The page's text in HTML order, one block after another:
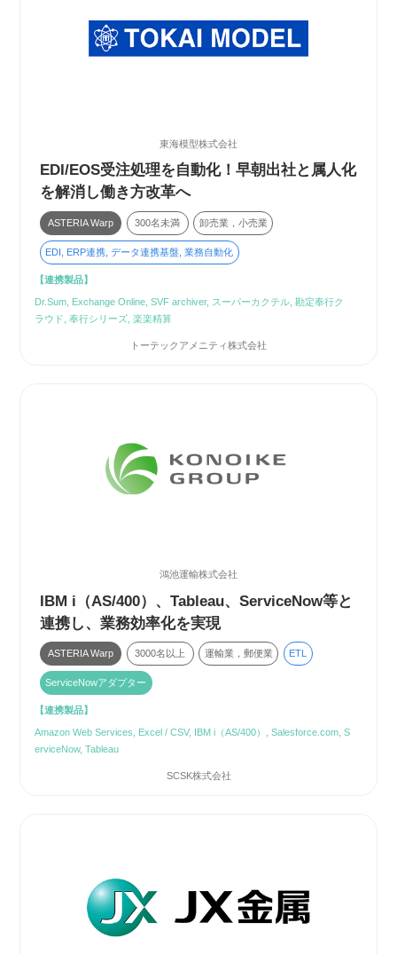
東海模型株式会社
EDI/EOS受注処理を自動化！早朝出社と属人化
を解消し働き方改革へ
ASTERIA Warp 300名未満 卸売業，小売業
EDI, ERP連携, データ連携基盤, 業務自動化
【連携製品】
Dr.Sum, Exchange Online, SVF archiver, スーパーカクテル, 勘定奉行ク
ラウド, 奉行シリーズ, 楽楽精算
トーテックアメニティ株式会社
鴻池運輸株式会社
IBM i（AS/400）、Tableau、ServiceNow等と
連携し、業務効率化を実現
ASTERIA Warp 3000名以上 運輸業，郵便業 ETL
ServiceNowアダプター
【連携製品】
Amazon Web Services, Excel / CSV, IBM i（AS/400）, Salesforce.com, S
erviceNow, Tableau
SCSK株式会社